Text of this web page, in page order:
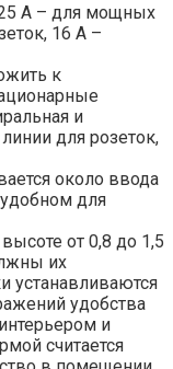
А – для мощных
16 А –
к
и
для розеток,
около ввода
для
от 0,8 до 1,5
их
устанавливаются
удобства
и
считается